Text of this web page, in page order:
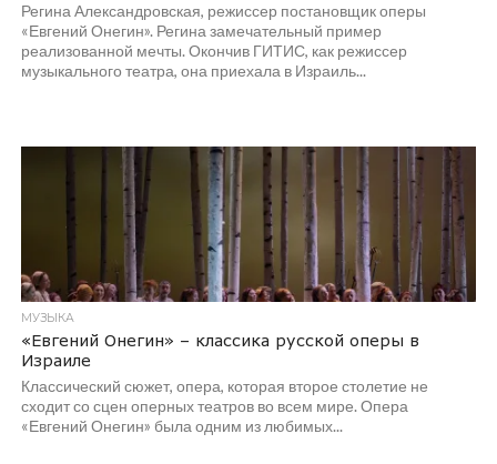
Регина Александровская, режиссер постановщик оперы
«Евгений Онегин». Регина замечательный пример
реализованной мечты. Окончив ГИТИС, как режиссер
музыкального театра, она приехала в Израиль...
МУЗЫКА
«Евгений Онегин» – классика русской оперы в
Израиле
Классический сюжет, опера, которая второе столетие не
сходит со сцен оперных театров во всем мире. Опера
«Евгений Онегин» была одним из любимых...